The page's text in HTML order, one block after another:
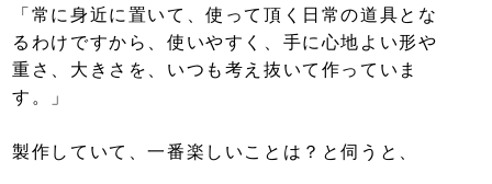
「常に身近に置いて、使って頂く日常の道具とな
るわけですから、使いやすく、手に心地よい形や
重さ、大きさを、いつも考え抜いて作っていま
す。」
製作していて、一番楽しいことは？と伺うと、